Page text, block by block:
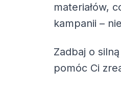
materiałów,
kampanii –
Zadbaj o
pomóc Ci